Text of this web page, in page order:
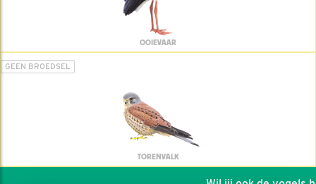
OOIEVAAR
GEEN BROEDSEL
TORENVALK